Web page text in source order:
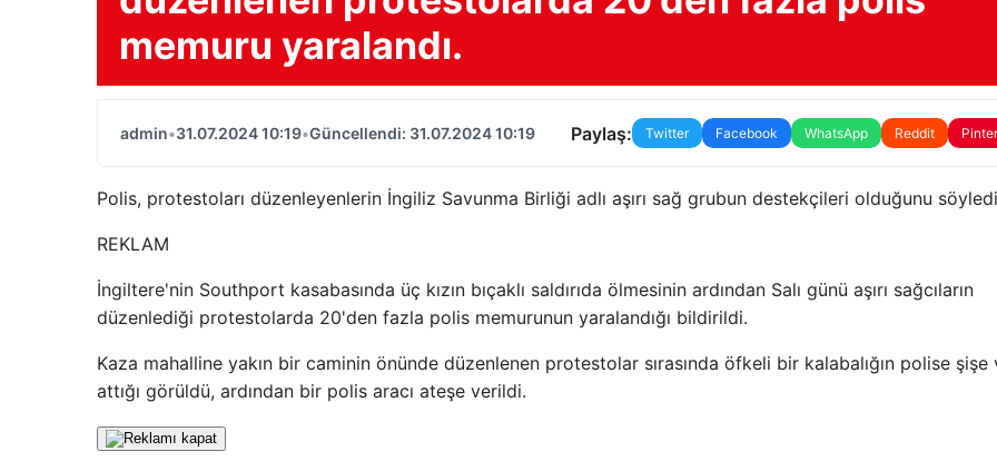
memuru yaralandı.
admin•31.07.2024 10:19•Güncellendi: 31.07.2024 10:19 Paylaş: Twitter Facebook WhatsApp Reddit
Polis, protestoları düzenleyenlerin İngiliz Savunma Birliği adlı aşırı sağ grubun destekçileri olduğunu
REKLAM
İngiltere'nin Southport kasabasında üç kızın bıçaklı saldırıda ölmesinin ardından Salı günü aşırı sağcıların
düzenlediği protestolarda 20'den fazla polis memurunun yaralandığı bildirildi.
Kaza mahalline yakın bir caminin önünde düzenlenen protestolar sırasında öfkeli bir kalabalığın polise şişe
attığı görüldü, ardından bir polis aracı ateşe verildi.